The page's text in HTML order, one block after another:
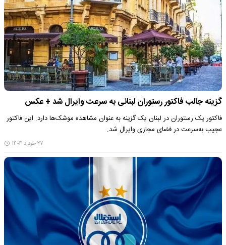
گزینه جالب فاکتور رستوران لبنانی به سرعت وایرال شد + عکس
فاکتور یک رستوران در لبنان یک گزینه به عنوان مشاهده موشک‌ها دارد. این فاکتور
عجیب به‌سرعت در فضای مجازی وایرال شد.
۲۷ خرداد ۱۴۰۴